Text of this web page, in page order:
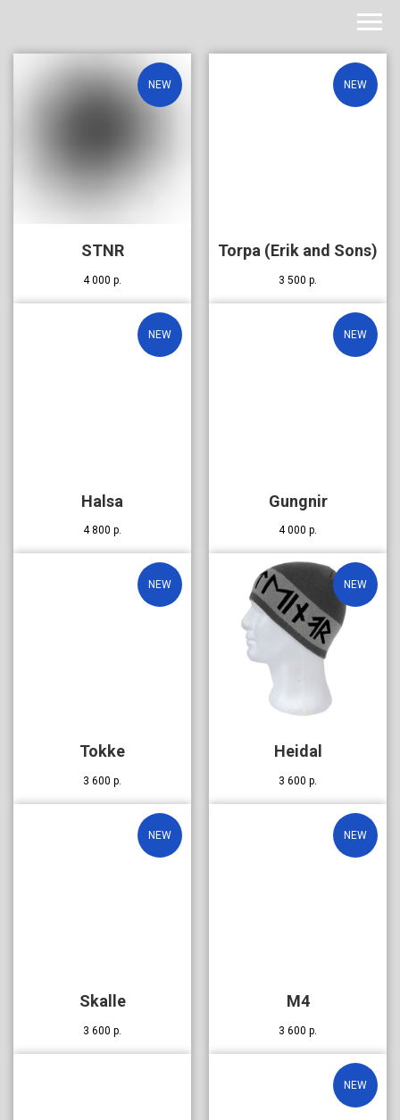
NEW
STNR
4 000 р.
NEW
Torpa (Erik and Sons)
3 500 р.
NEW
Halsa
4 800 р.
NEW
Gungnir
4 000 р.
NEW
Tokke
3 600 р.
NEW
Heidal
3 600 р.
NEW
Skalle
3 600 р.
NEW
M4
3 600 р.
NEW